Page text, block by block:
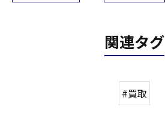
関連タグ
#買取